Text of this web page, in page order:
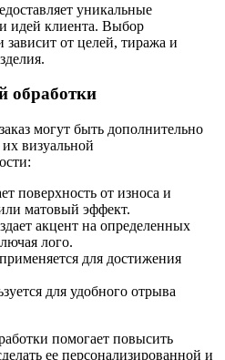
уникальные
идей клиента. Выбор
зависит от целей, тиража и
обработки
могут быть дополнительно
визуальной
поверхность от износа и
матовый эффект.
акцент на определенных
лого.
для достижения
для удобного отрыва
помогает повысить
ее персонализированной и